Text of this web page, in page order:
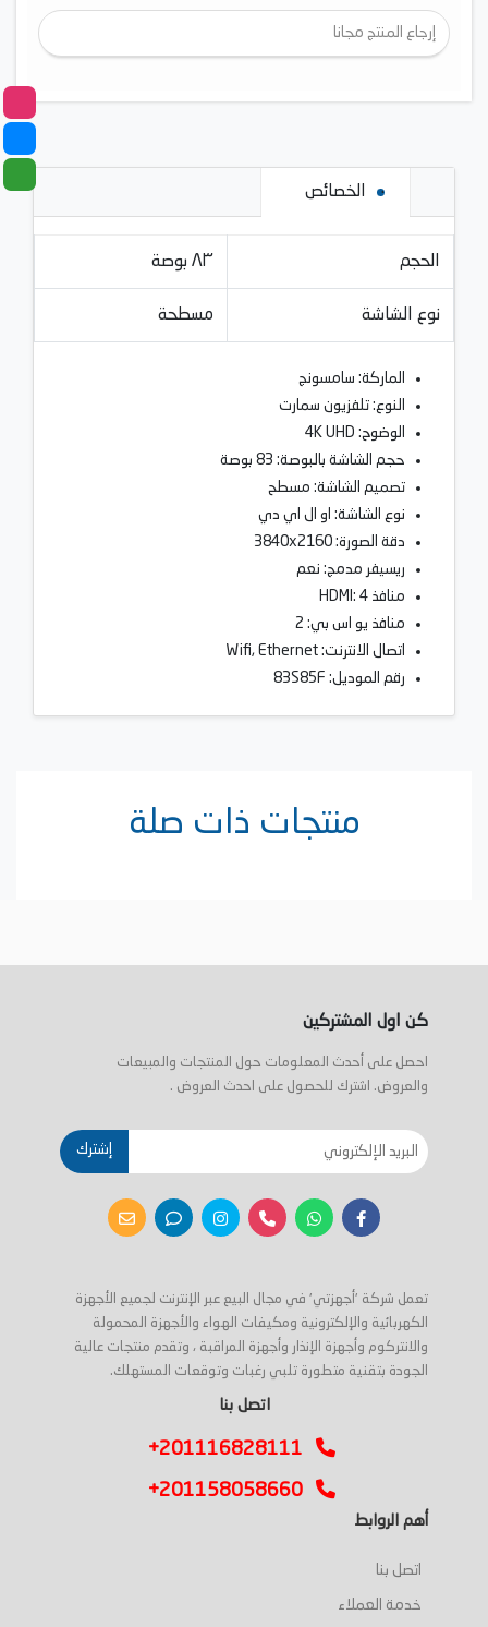
إرجاع المنتج مجانا
الخصائص
الحجم ٨٣ بوصة
نوع الشاشة مسطحة
الماركة: سامسونج
النوع: تلفزيون سمارت
الوضوح: 4K UHD
حجم الشاشة بالبوصة: 83 بوصة
تصميم الشاشة: مسطح
نوع الشاشة: او ال اي دي
دقة الصورة: 3840x2160
ريسيفر مدمج: نعم
منافذ HDMI: 4
منافذ يو اس بي: 2
اتصال الانترنت: Wifi, Ethernet
رقم الموديل: 83S85F
منتجات ذات صلة
كن اول المشتركين
احصل على أحدث المعلومات حول المنتجات والمبيعات
والعروض. اشترك للحصول على احدث العروض .
إشترك
تعمل شركة 'أجهزتي' في مجال البيع عبر الإنترنت لجميع الأجهزة
الكهربائية والإلكترونية ومكيفات الهواء والأجهزة المحمولة
والانتركوم وأجهزة الإنذار وأجهزة المراقبة ، وتقدم منتجات عالية
الجودة بتقنية متطورة تلبي رغبات وتوقعات المستهلك.
اتصل بنا
+201116828111
+201158058660
أهم الروابط
اتصل بنا
خدمة العملاء